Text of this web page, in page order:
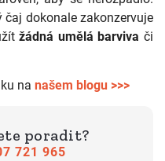
dokonale zakonzervuje
žádná umělá barviva či
na našem blogu >>>
poradit?
721 965